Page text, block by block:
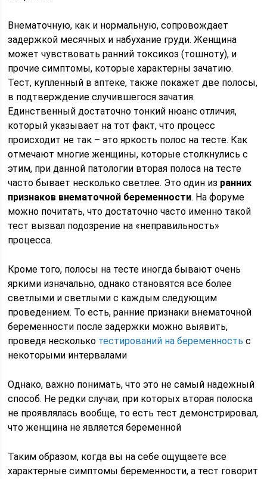
Внематочную, как и нормальную, сопровождает
задержкой месячных и набухание груди. Женщина
может чувствовать ранний токсикоз (тошноту), и
прочие симптомы, которые характерны зачатию.
Тест, купленный в аптеке, также покажет две полосы,
в подтверждение случившегося зачатия.
Единственный достаточно тонкий нюанс отличия,
который указывает на тот факт, что процесс
происходит не так – это яркость полос на тесте. Как
отмечают многие женщины, которые столкнулись с
этим, при данной патологии вторая полоса на тесте
часто бывает несколько светлее. Это один из ранних
признаков внематочной беременности. На форуме
можно почитать, что достаточно часто именно такой
тест вызвал подозрение на «неправильность»
процесса.
Кроме того, полосы на тесте иногда бывают очень
яркими изначально, однако становятся все более
светлыми и светлыми с каждым следующим
проведением. То есть, ранние признаки внематочной
беременности после задержки можно выявить,
проведя несколько тестирований на беременность с
некоторыми интервалами
Однако, важно понимать, что это не самый надежный
способ. Не редки случаи, при которых вторая полоска
не проявлялась вообще, то есть тест демонстрировал,
что женщина не является беременной
Таким образом, когда вы на себе ощущаете все
характерные симптомы беременности, а тест говорит